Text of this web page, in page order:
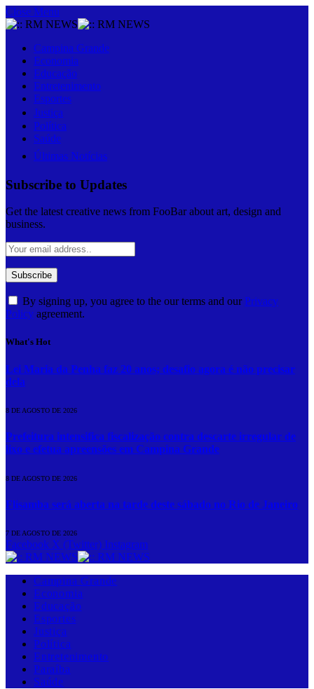
Close Menu
Campina Grande
Economia
Educação
Entretenimento
Esportes
Justiça
Política
Saúde
Últimas Notícias
Subscribe to Updates
Get the latest creative news from FooBar about art, design and
business.
By signing up, you agree to the our terms and our Privacy
Policy agreement.
What's Hot
Lei Maria da Penha faz 20 anos; desafio agora é não precisar
dela
8 DE AGOSTO DE 2026
Prefeitura intensifica fiscalização contra descarte irregular de
lixo e efetua apreensões em Campina Grande
8 DE AGOSTO DE 2026
Flisamba será aberta na tarde deste sábado no Rio de Janeiro
7 DE AGOSTO DE 2026
Facebook X (Twitter) Instagram
Campina Grande
Economia
Educação
Esportes
Justiça
Política
Entretenimento
Paraíba
Saúde